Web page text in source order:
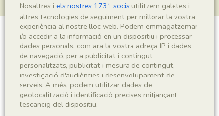
Montsechia vidalii
Sigla
MNHN 17795b
Nosaltres i els nostres 1731 socis utilitzem galetes i
altres tecnologies de seguiment per millorar la vostra
experiència al nostre lloc web. Podem emmagatzemar
i/o accedir a la informació en un dispositiu i processar
dades personals, com ara la vostra adreça IP i dades
de navegació, per a publicitat i contingut
personalitzats, publicitat i mesura de contingut,
investigació d'audiències i desenvolupament de
serveis. A més, podem utilitzar dades de
geolocalització i identificació precises mitjançant
l'escaneig del dispositiu.